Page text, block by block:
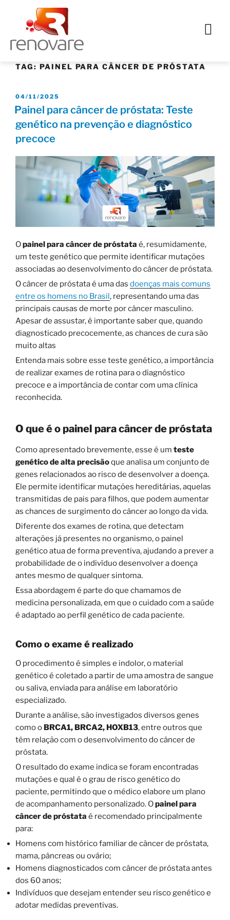
TAG: PAINEL PARA CÂNCER DE PRÓSTATA
04/11/2025
Painel para câncer de próstata: Teste
genético na prevenção e diagnóstico
precoce
Opainel para câncer de próstata é, resumidamente,
um teste genético que permite identificar mutações
associadas ao desenvolvimento do câncer de próstata.
O câncer de próstata é uma das doenças mais comuns
entre os homens no Brasil, representando uma das
principais causas de morte por câncer masculino.
Apesar de assustar, é importante saber que, quando
diagnosticado precocemente, as chances de cura são
muito altas
Entenda mais sobre esse teste genético, a importância
de realizar exames de rotina para o diagnóstico
precoce e a importância de contar com uma clínica
reconhecida.
O que é o painel para câncer de próstata
Como apresentado brevemente, esse é um teste
genético de alta precisãoque analisa um conjunto de
genes relacionados ao risco de desenvolver a doença.
Ele permite identificar mutações hereditárias, aquelas
transmitidas de pais para filhos, que podem aumentar
as chances de surgimento do câncer ao longo da vida.
Diferente dos exames de rotina, que detectam
alterações já presentes no organismo, o painel
genético atua de forma preventiva, ajudando a prever a
probabilidade de o indivíduo desenvolver a doença
antes mesmo de qualquer sintoma.
Essa abordagem é parte do que chamamos de
medicina personalizada, em que o cuidado com a saúde
é adaptado ao perfil genético de cada paciente.
Como o exame é realizado
O procedimento é simples e indolor, o material
genético é coletado a partir de uma amostra de sangue
ou saliva, enviada para análise em laboratório
especializado.
Durante a análise, são investigados diversos genes
como o BRCA1, BRCA2, HOXB13, entre outros que
têm relação com o desenvolvimento do câncer de
próstata.
O resultado do exame indica se foram encontradas
mutações e qual é o grau de risco genético do
paciente, permitindo que o médico elabore um plano
de acompanhamento personalizado. Opainel para
câncer de próstata é recomendado principalmente
para:
Homens com histórico familiar de câncer de próstata,
mama, pâncreas ou ovário;
Homens diagnosticados com câncer de próstata antes
dos 60 anos;
Indivíduos que desejam entender seu risco genético e
adotar medidas preventivas.